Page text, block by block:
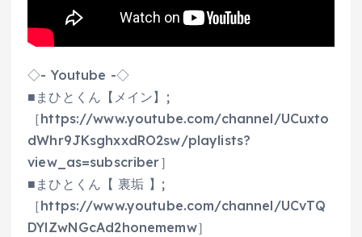
◇- Youtube -◇
■まひとくん【メイン】;
［https://www.youtube.com/channel/UCuxto
dWhr9JKsghxxdRO2sw/playlists?
view_as=subscriber］
■まひとくん【 裏垢 】;
［https://www.youtube.com/channel/UCvTQ
DYlZwNGcAd2honememw］